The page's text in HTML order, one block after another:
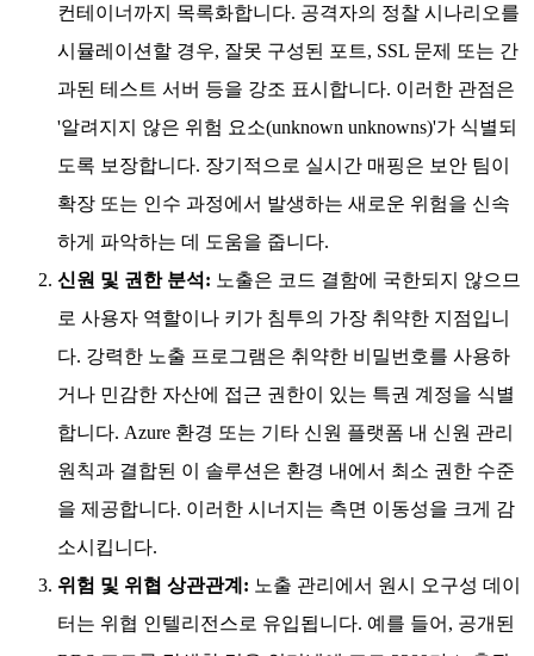
컨테이너까지 목록화합니다. 공격자의 정찰 시나리오를
시뮬레이션할 경우, 잘못 구성된 포트, SSL 문제 또는 간
과된 테스트 서버 등을 강조 표시합니다. 이러한 관점은
'알려지지 않은 위험 요소(unknown unknowns)'가 식별되
도록 보장합니다. 장기적으로 실시간 매핑은 보안 팀이
확장 또는 인수 과정에서 발생하는 새로운 위험을 신속
하게 파악하는 데 도움을 줍니다.
신원 및 권한 분석: 노출은 코드 결함에 국한되지 않으므
로 사용자 역할이나 키가 침투의 가장 취약한 지점입니
다. 강력한 노출 프로그램은 취약한 비밀번호를 사용하
거나 민감한 자산에 접근 권한이 있는 특권 계정을 식별
합니다. Azure 환경 또는 기타 신원 플랫폼 내 신원 관리
원칙과 결합된 이 솔루션은 환경 내에서 최소 권한 수준
을 제공합니다. 이러한 시너지는 측면 이동성을 크게 감
소시킵니다.
위험 및 위협 상관관계: 노출 관리에서 원시 오구성 데이
터는 위협 인텔리전스로 유입됩니다. 예를 들어, 공개된